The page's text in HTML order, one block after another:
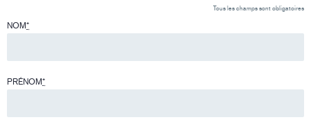
Tous les champs sont obligatoires
NOM*
PRÉNOM*